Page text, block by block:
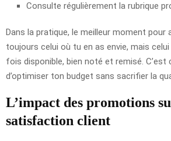
Consulte régulièrement la rubrique
Dans la pratique, le meilleur moment pour
toujours celui où tu en as envie, mais
fois disponible, bien noté et remisé. C’est
d’optimiser ton budget sans sacrifier la
L’impact des promotions
satisfaction client